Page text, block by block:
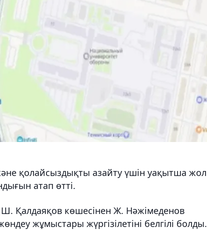
қолайсыздықты азайту үшін уақытша жол
атап өтті.
Қалдаяқов көшесінен Ж. Нәжімеденов
жұмыстары жүргізілетіні белгілі болды.